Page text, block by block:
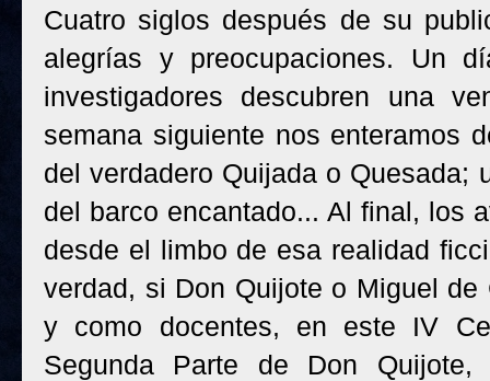
Cuatro siglos después de su
alegrías y preocupaciones. Un
investigadores descubren una
semana siguiente nos enteramos
del verdadero Quijada o Quesada;
del barco encantado... Al final, los
desde el limbo de esa realidad
verdad, si Don Quijote o Miguel
y como docentes, en este IV
Segunda Parte de Don